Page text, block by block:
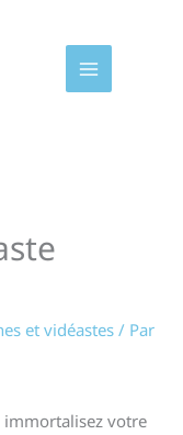
et vidéastes/ Par
immortalisez votre